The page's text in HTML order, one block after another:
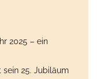
2025 – ein
25. Jubiläum